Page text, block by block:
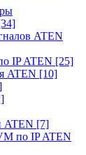
ATEN
IP ATEN [25]
ATEN [10]
ATEN [7]
по IP ATEN